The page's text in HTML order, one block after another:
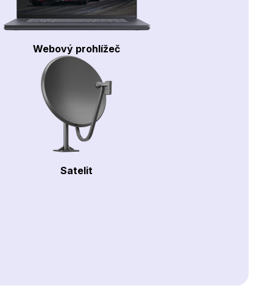
Webový prohlížeč
Satelit